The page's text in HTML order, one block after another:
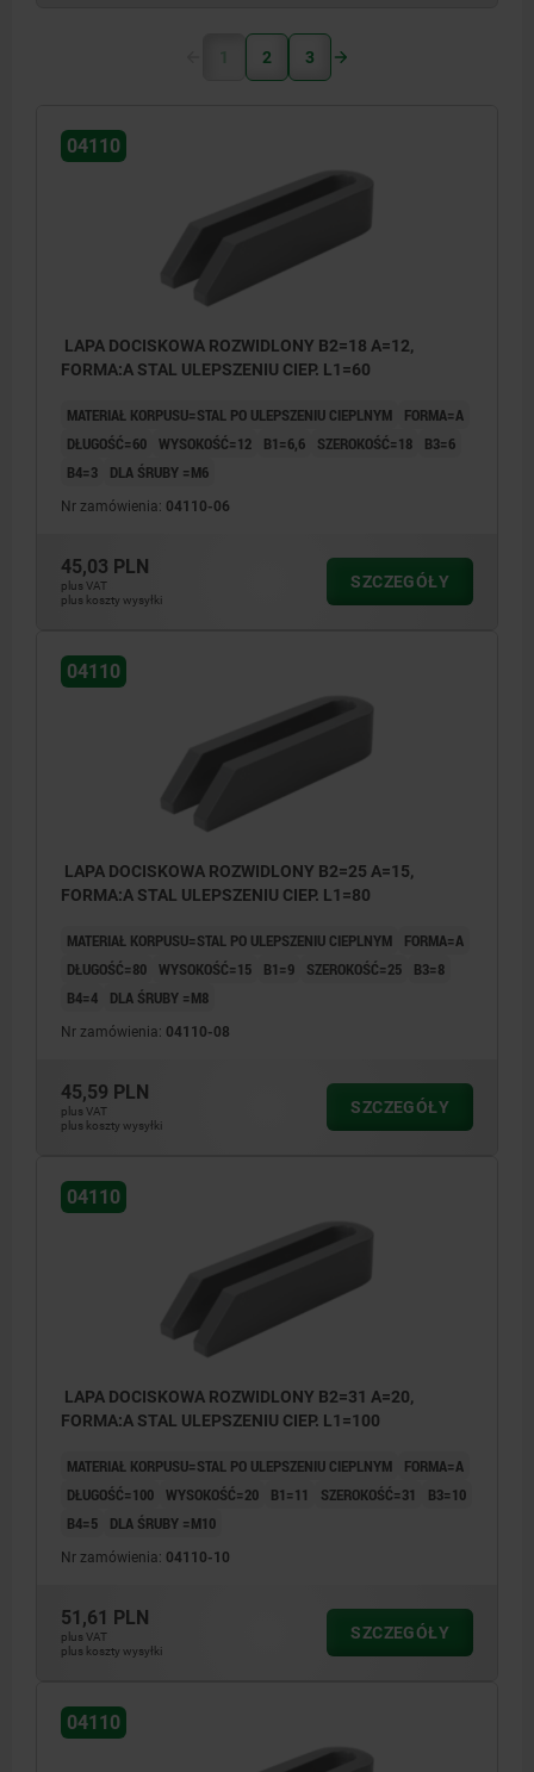
1 2 3
04110
LAPA DOCISKOWA ROZWIDLONY B2=18 A=12,
FORMA:A STAL ULEPSZENIU CIEP. L1=60
MATERIAŁ KORPUSU=STAL PO ULEPSZENIU CIEPLNYM
FORMA=A
DŁUGOŚĆ=60 WYSOKOŚĆ=12 B1=6,6 SZEROKOŚĆ=18
B3=6
B4=3
DLA ŚRUBY =M6
Nr zamówienia: 04110-06
45,03 PLN
plus VAT
plus koszty wysyłki
SZCZEGÓŁY
04110
LAPA DOCISKOWA ROZWIDLONY B2=25 A=15,
FORMA:A STAL ULEPSZENIU CIEP. L1=80
MATERIAŁ KORPUSU=STAL PO ULEPSZENIU CIEPLNYM
FORMA=A
DŁUGOŚĆ=80 WYSOKOŚĆ=15 B1=9 SZEROKOŚĆ=25
B3=8
B4=4
DLA ŚRUBY =M8
Nr zamówienia: 04110-08
45,59 PLN
plus VAT
plus koszty wysyłki
SZCZEGÓŁY
04110
LAPA DOCISKOWA ROZWIDLONY B2=31 A=20,
FORMA:A STAL ULEPSZENIU CIEP. L1=100
MATERIAŁ KORPUSU=STAL PO ULEPSZENIU CIEPLNYM
FORMA=A
DŁUGOŚĆ=100 WYSOKOŚĆ=20 B1=11 SZEROKOŚĆ=31
B3=10
B4=5
DLA ŚRUBY =M10
Nr zamówienia: 04110-10
51,61 PLN
plus VAT
plus koszty wysyłki
SZCZEGÓŁY
04110